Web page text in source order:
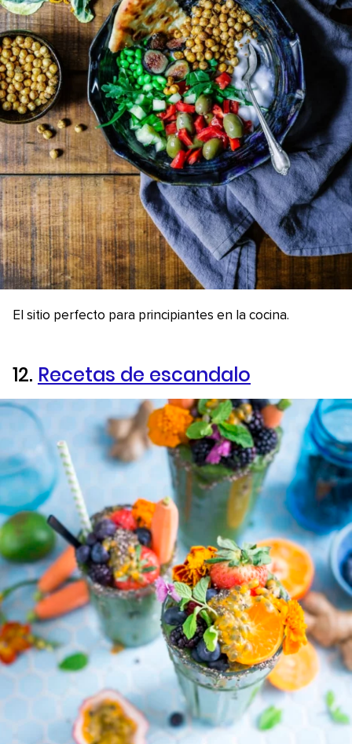
El sitio perfecto para principiantes en la cocina.
12. Recetas de escandalo